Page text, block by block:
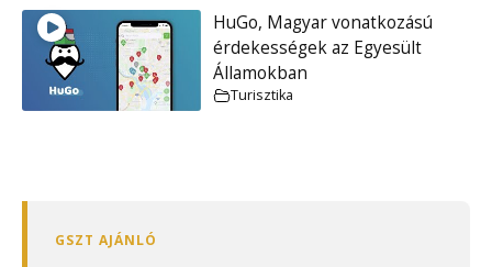
HuGo, Magyar vonatkozású
érdekességek az Egyesült
Államokban
Turisztika